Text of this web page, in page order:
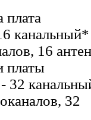
16
платы
- 32
32